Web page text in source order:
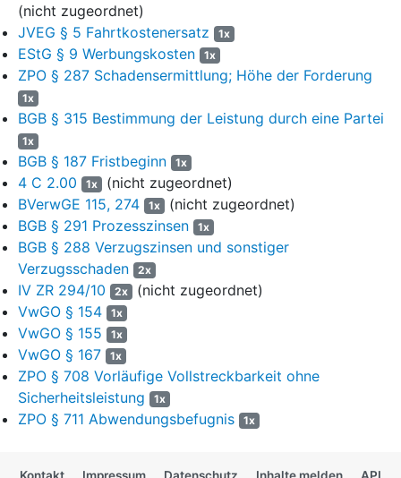
Feuerwehrkräfte auch Aufräumarbeiten geleistet, was die
Beklagten mit Nichtwissen bestreiten. Die Kosten für Personal
und Geräte lägen bei den angesetzten Stundensätzen. Wegen
der Zusammensetzung der Forderung nehme sie auf ihr
Schreiben vom 24.04.2013 und die Kostenkalkulation zu der
Satzung (Beiakte 002) Bezug. Die Klägerin meint, die zu
erstattenden Beträge könnten bei Gebühren,
Aufwendungsersatz und privatrechtlichem Entgelt nicht
unterschiedlich hoch sein. Der Aufwendungsersatzanspruch
umfasse die in der Feuerwehrsatzung festgelegte übliche
Vergütung. Die Haftung der Beklagten zu 1. als
Haftpflichtversicherer ergebe sich aus
VVG.
8 Die Klägerin beantragt,
9
die Beklagten gesamtschuldnerisch zu verurteilen, an sie
6.818,31 Euro nebst Zinsen in Höhe von 8
Prozentpunkten über dem Basiszinssatz seit
Rechtshängigkeit zu zahlen.
10 Die Beklagten beantragen,
(nicht zugeordnet)
JVEG § 5 Fahrtkostenersatz
1x
EStG § 9 Werbungskosten 1x
ZPO § 287 Schadensermittlung; Höhe der Forderung
1x
BGB § 315 Bestimmung der Leistung durch eine Partei
1x
BGB § 187 Fristbeginn 1x
4 C 2.00 1x (nicht zugeordnet)
BVerwGE 115, 274
1x (nicht zugeordnet)
BGB § 291 Prozesszinsen
1x
BGB § 288 Verzugszinsen und sonstiger
Verzugsschaden
2x
IV ZR 294/10 2x (nicht zugeordnet)
VwGO § 154
1x
VwGO § 155 1x
VwGO § 167 1x
ZPO § 708 Vorläufige Vollstreckbarkeit ohne
Sicherheitsleistung
1x
ZPO § 711 Abwendungsbefugnis 1x
Kontakt Impressum Datenschutz Inhalte melden API